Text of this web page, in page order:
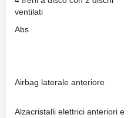
ventilati
Abs
Airbag laterale anteriore
Alzacristalli elettrici anteriori e